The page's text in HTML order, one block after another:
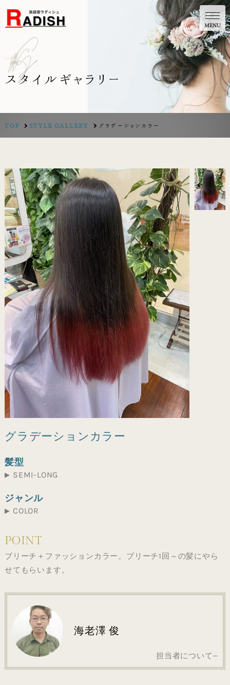
S
t
y
l
e
G
a
l
l
e
r
y
スタイルギャラリー
TOP STYLE GALLERY グラデーションカラー
グラデーションカラー
髪型
SEMI-LONG
ジャンル
COLOR
POINT
ブリーチ＋ファッションカラー。ブリーチ1回～の髪にやら
せてもらいます。
海老澤 俊
担当者について